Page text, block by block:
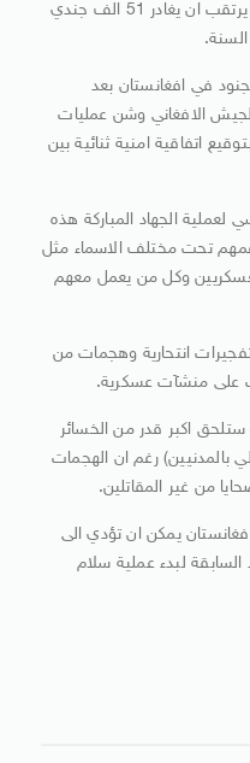
واستمرار اعمال العنف يثير قلقا فيما يرتقب ان يغادر 51 الف جندي
السنة.
في افغانستان بعد
في 2014 لتدريب الجيش الافغاني وشن عمليات
اتفاقية امنية ثنائية بين
لعملية الجهاد المباركة هذه
تحت مختلف الاسماء مثل
وكل من يعمل معهم
انتحارية وهجمات من
على منشآت عسكرية.
اكبر قدر من الخسائر
بالمدنيين) رغم ان الهجمات
من غير المقاتلين.
افغانستان يمكن ان تؤدي الى
لبدء عملية سلام